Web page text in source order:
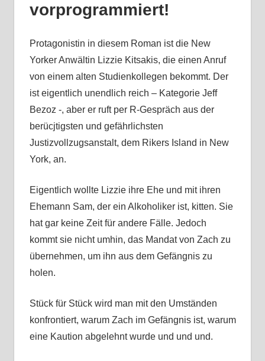
vorprogrammiert!
Protagonistin in diesem Roman ist die New
Yorker Anwältin Lizzie Kitsakis, die einen Anruf
von einem alten Studienkollegen bekommt. Der
ist eigentlich unendlich reich – Kategorie Jeff
Bezoz -, aber er ruft per R-Gespräch aus der
berücjtigsten und gefährlichsten
Justizvollzugsanstalt, dem Rikers Island in New
York, an.
Eigentlich wollte Lizzie ihre Ehe und mit ihren
Ehemann Sam, der ein Alkoholiker ist, kitten. Sie
hat gar keine Zeit für andere Fälle. Jedoch
kommt sie nicht umhin, das Mandat von Zach zu
übernehmen, um ihn aus dem Gefängnis zu
holen.
Stück für Stück wird man mit den Umständen
konfrontiert, warum Zach im Gefängnis ist, warum
eine Kaution abgelehnt wurde und und und.